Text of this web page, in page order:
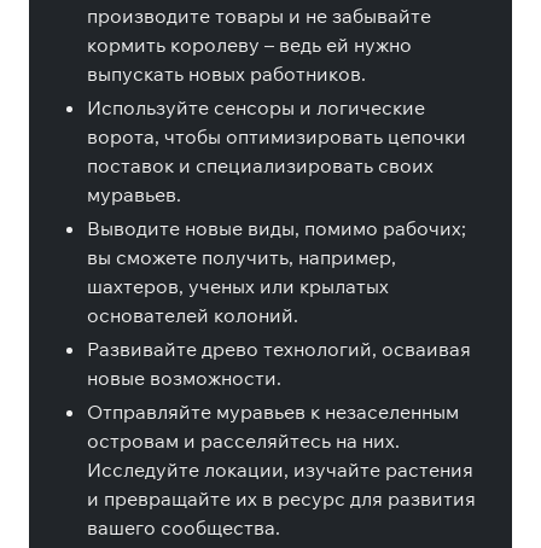
производите товары и не забывайте
кормить королеву – ведь ей нужно
выпускать новых работников.
Используйте сенсоры и логические
ворота, чтобы оптимизировать цепочки
поставок и специализировать своих
муравьев.
Выводите новые виды, помимо рабочих;
вы сможете получить, например,
шахтеров, ученых или крылатых
основателей колоний.
Развивайте древо технологий, осваивая
новые возможности.
Отправляйте муравьев к незаселенным
островам и расселяйтесь на них.
Исследуйте локации, изучайте растения
и превращайте их в ресурс для развития
вашего сообщества.